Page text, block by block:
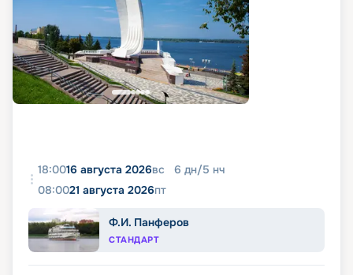
18:0016 августа 2026вс 6 дн/5 нч
08:0021 августа 2026пт
Ф.И. Панферов
СТАНДАРТ